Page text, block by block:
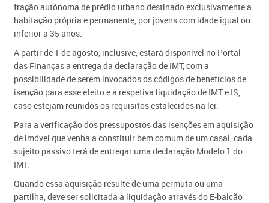
fração autónoma de prédio urbano destinado exclusivamente a
habitação própria e permanente, por jovens com idade igual ou
inferior a 35 anos.
A partir de 1 de agosto, inclusive, estará disponível no Portal
das Finanças a entrega da declaração de IMT, com a
possibilidade de serem invocados os códigos de benefícios de
isenção para esse efeito e a respetiva liquidação de IMT e IS,
caso estejam reunidos os requisitos estalecidos na lei.
Para a verificação dos pressupostos das isenções em aquisição
de imóvel que venha a constituir bem comum de um casal, cada
sujeito passivo terá de entregar uma declaração Modelo 1 do
IMT.
Quando essa aquisição resulte de uma permuta ou uma
partilha, deve ser solicitada a liquidação através do E-balcão